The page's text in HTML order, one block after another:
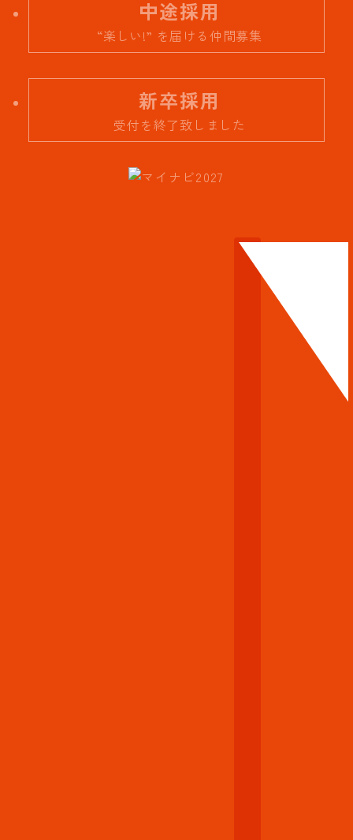
中途採用
“楽しい!” を届ける仲間募集
新卒採用
受付を終了致しました